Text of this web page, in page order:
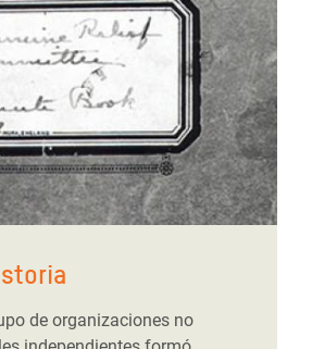
de organizaciones no